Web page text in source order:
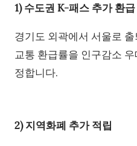
1) 수도권 K-패스 추가 환급
경기도 외곽에서 서울로
교통 환급률을 인구감소
정합니다.
2) 지역화폐 추가 적립